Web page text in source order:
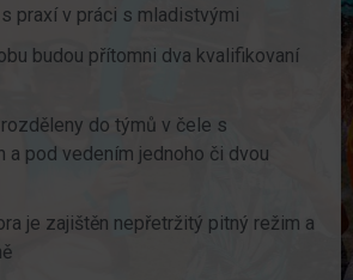
praxí v práci s mladistvými
budou přítomni dva kvalifikovaní
do týmů v čele s
a pod vedením jednoho či dvou
je zajištěn nepřetržitý pitný režim a